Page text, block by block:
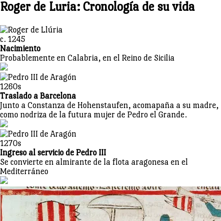
que
Roger
el
astuto
del
Mediterraneo?
Roger de Luria: Cronología de su vida
c. 1245
Nacimiento
Probablemente en Calabria, en el Reino de Sicilia
1260s
Traslado a Barcelona
Junto a Constanza de Hohenstaufen, acomapaña a su madre,
como nodriza de la futura mujer de Pedro el Grande.
1270s
Ingreso al servicio de Pedro III
Se convierte en almirante de la flota aragonesa en el
Mediterráneo